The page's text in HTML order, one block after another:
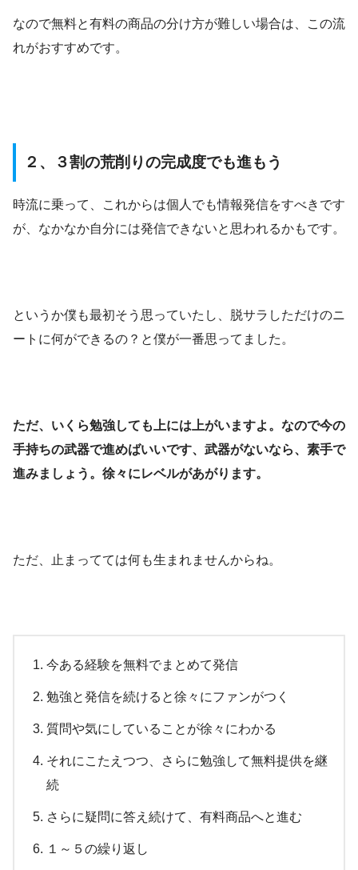
なので無料と有料の商品の分け方が難しい場合は、この流
れがおすすめです。
２、３割の荒削りの完成度でも進もう
時流に乗って、これからは個人でも情報発信をすべきです
が、なかなか自分には発信できないと思われるかもです。
というか僕も最初そう思っていたし、脱サラしただけのニ
ートに何ができるの？と僕が一番思ってました。
ただ、いくら勉強しても上には上がいますよ。なので今の
手持ちの武器で進めばいいです、武器がないなら、素手で
進みましょう。徐々にレベルがあがります。
ただ、止まってては何も生まれませんからね。
今ある経験を無料でまとめて発信
勉強と発信を続けると徐々にファンがつく
質問や気にしていることが徐々にわかる
それにこたえつつ、さらに勉強して無料提供を継
続
さらに疑問に答え続けて、有料商品へと進む
１～５の繰り返し